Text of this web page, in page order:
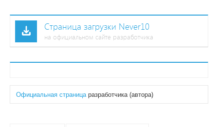
Страница загрузки Never10
на официальном сайте разработчика
Официальная страница разработчика (автора)